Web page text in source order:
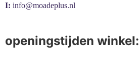
I: info@moadeplus.nl
openingstijden winkel: